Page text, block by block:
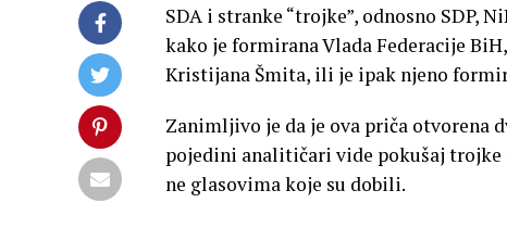
SDA i stranke “trojke”, odnosno SDP,
kako je formirana Vlada Federacije
Kristijana Šmita, ili je ipak njeno
Zanimljivo je da je ova priča otvorena
pojedini analitičari vide pokušaj trojke
ne glasovima koje su dobili.